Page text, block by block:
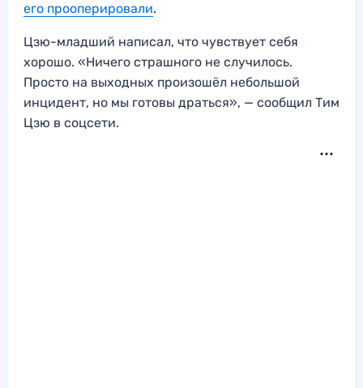
его прооперировали.
Цзю-младший написал, что чувствует себя
хорошо. «Ничего страшного не случилось.
Просто на выходных произошёл небольшой
инцидент, но мы готовы драться», — сообщил Тим
Цзю в соцсети.